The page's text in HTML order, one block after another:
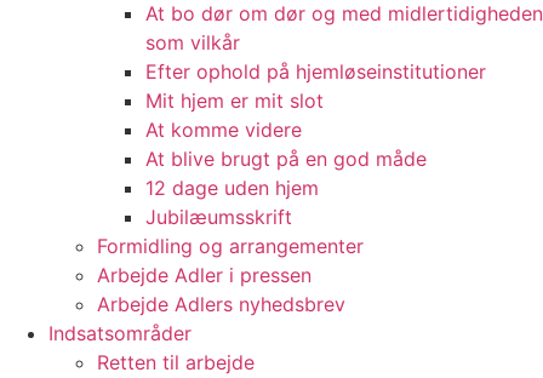
At bo dør om dør og med midlertidigheden
som vilkår
Efter ophold på hjemløseinstitutioner
Mit hjem er mit slot
At komme videre
At blive brugt på en god måde
12 dage uden hjem
Jubilæumsskrift
Formidling og arrangementer
Arbejde Adler i pressen
Arbejde Adlers nyhedsbrev
Indsatsområder
Retten til arbejde